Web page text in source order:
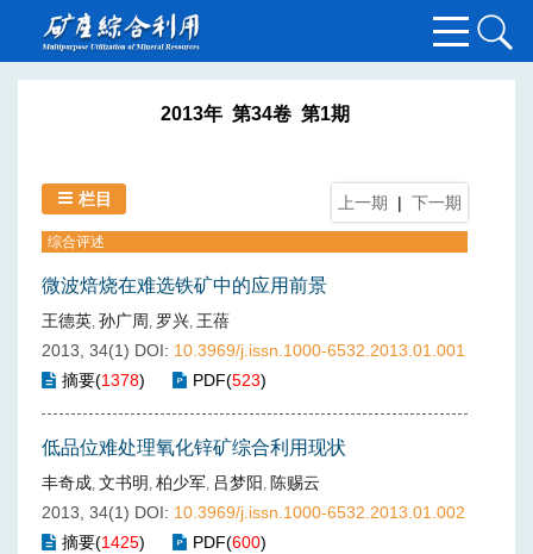
2013年 第34卷 第1期
栏目 上一期 | 下一期
综合评述
微波焙烧在难选铁矿中的应用前景
王德英, 孙广周 , 罗兴, 王蓓
2013, 34(1) DOI: 10.3969/j.issn.1000-6532.2013.01.001
摘要(1378) PDF(523)
低品位难处理氧化锌矿综合利用现状
丰奇成, 文书明 , 柏少军, 吕梦阳, 陈赐云
2013, 34(1) DOI: 10.3969/j.issn.1000-6532.2013.01.002
摘要(1425) PDF(600)